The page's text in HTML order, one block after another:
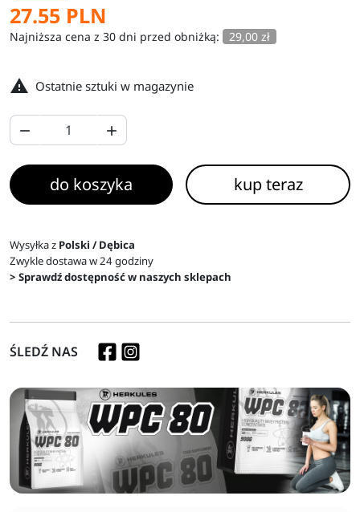
27.55 PLN
Najniższa cena z 30 dni przed obniżką: 29,00 zł
 Ostatnie sztuki w magazynie
 
do koszyka kup teraz
Wysyłka z Polski / Dębica
Zwykle dostawa w 24 godziny
> Sprawdź dostępność w naszych sklepach
ŚLEDŹ NAS